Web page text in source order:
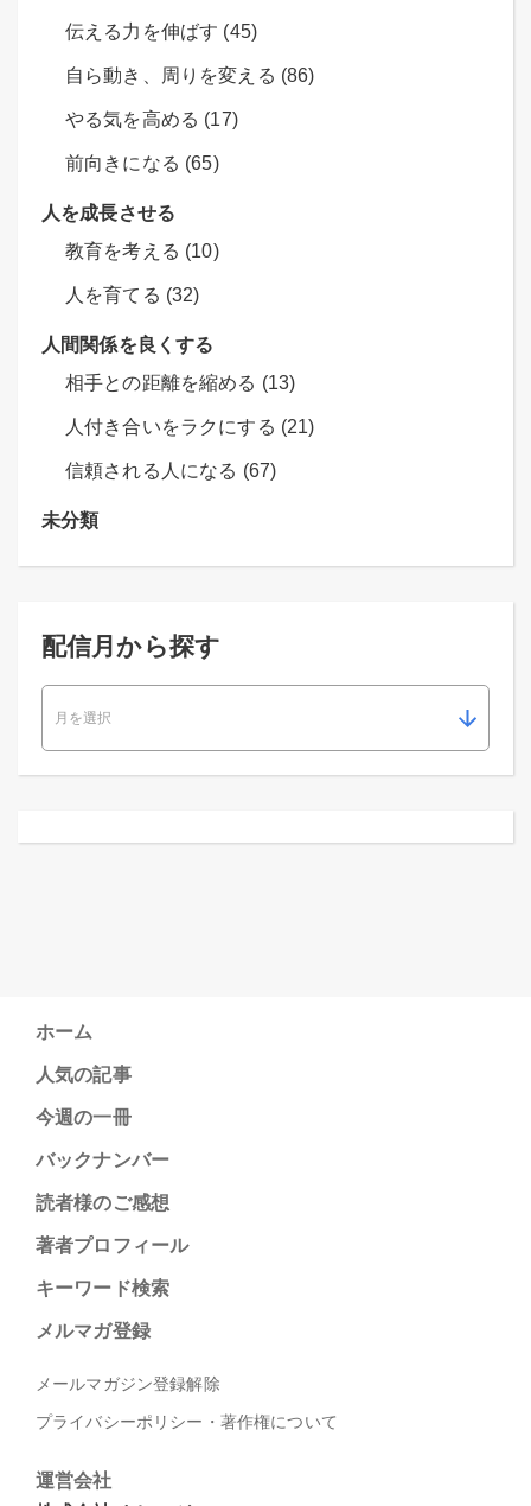
伝える力を伸ばす (45)
自ら動き、周りを変える (86)
やる気を高める (17)
前向きになる (65)
人を成長させる
教育を考える (10)
人を育てる (32)
人間関係を良くする
相手との距離を縮める (13)
人付き合いをラクにする (21)
信頼される人になる (67)
未分類
配信月から探す
ホーム
人気の記事
今週の一冊
バックナンバー
読者様のご感想
著者プロフィール
キーワード検索
メルマガ登録
メールマガジン登録解除
プライバシーポリシー・著作権について
運営会社